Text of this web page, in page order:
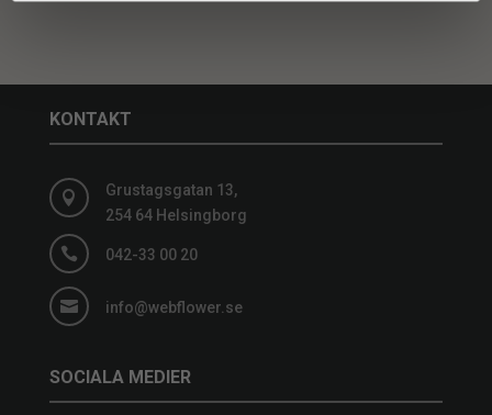
KONTAKT

Grustagsgatan 13,
254 64 Helsingborg
 042-33 00 20
 info@webflower.se
SOCIALA MEDIER